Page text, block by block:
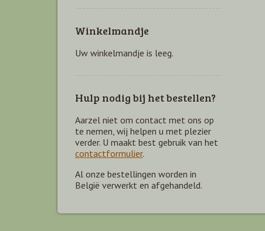
Winkelmandje
Uw winkelmandje is leeg.
Hulp nodig bij het bestellen?
Aarzel niet om contact met ons op
te nemen, wij helpen u met plezier
verder. U maakt best gebruik van het
contactformulier.
Al onze bestellingen worden in
België verwerkt en afgehandeld.